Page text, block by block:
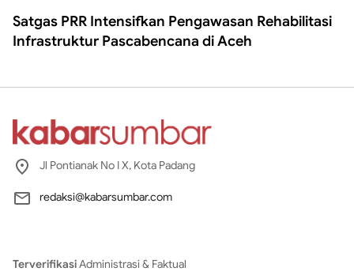
Satgas PRR Intensifkan Pengawasan Rehabilitasi
Infrastruktur Pascabencana di Aceh
Jl Pontianak No I X, Kota Padang
redaksi@kabarsumbar.com
TerverifikasiAdministrasi & Faktual